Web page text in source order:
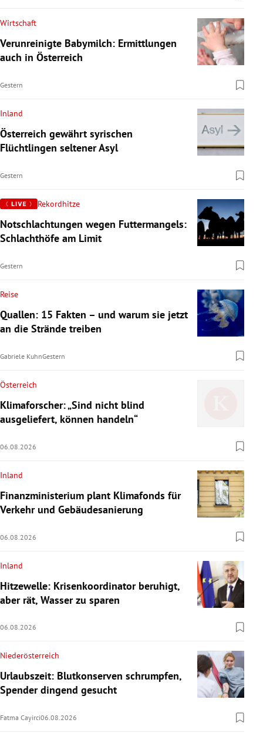
Wirtschaft
Verunreinigte Babymilch: Ermittlungen
auch in Österreich
Gestern
Inland
Österreich gewährt syrischen
Flüchtlingen seltener Asyl
Gestern
Rekordhitze
Notschlachtungen wegen Futtermangels:
Schlachthöfe am Limit
Gestern
Reise
Quallen: 15 Fakten – und warum sie jetzt
an die Strände treiben
Gabriele KuhnGestern
Österreich
Klimaforscher: „Sind nicht blind
ausgeliefert, können handeln“
06.08.2026
Inland
Finanzministerium plant Klimafonds für
Verkehr und Gebäudesanierung
06.08.2026
Inland
Hitzewelle: Krisenkoordinator beruhigt,
aber rät, Wasser zu sparen
06.08.2026
Niederösterreich
Urlaubszeit: Blutkonserven schrumpfen,
Spender dingend gesucht
Fatma Cayirci06.08.2026